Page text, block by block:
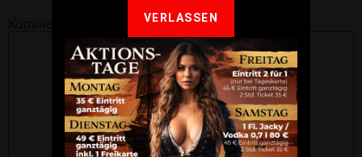
VERLASSEN